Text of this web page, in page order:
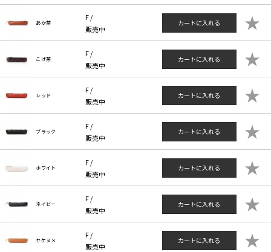
あか茶
F /
販売中
カートに入れる ★
こげ茶
F /
販売中
カートに入れる ★
レッド
F /
販売中
カートに入れる ★
ブラック
F /
販売中
カートに入れる ★
ホワイト
F /
販売中
カートに入れる ★
ネイビー
F /
販売中
カートに入れる ★
ヤケヌメ
F /
販売中
カートに入れる ★